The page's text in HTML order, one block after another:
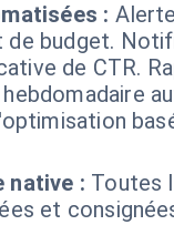
:
de budget.
de CTR.
native : Toutes
et